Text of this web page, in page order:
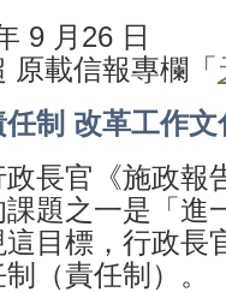
9 月26 日
原載信報專欄「
制 改革工作文
長官《施政報
題之一是「進
目標，行政長
（責任制）。